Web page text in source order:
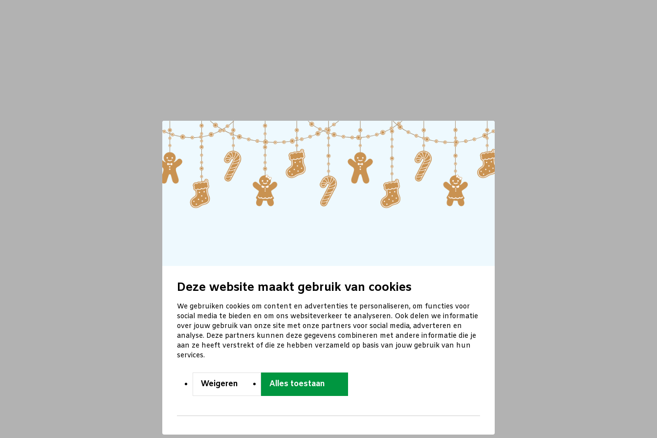
Deze website maakt gebruik van cookies
We gebruiken cookies om content en advertenties te personaliseren, om functies voor
social media te bieden en om ons websiteverkeer te analyseren. Ook delen we informatie
over jouw gebruik van onze site met onze partners voor social media, adverteren en
analyse. Deze partners kunnen deze gegevens combineren met andere informatie die je
aan ze heeft verstrekt of die ze hebben verzameld op basis van jouw gebruik van hun
services.
Weigeren Alles toestaan